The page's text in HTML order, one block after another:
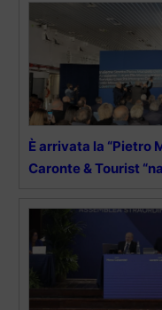
È arrivata la “Pietro
Caronte & Tourist